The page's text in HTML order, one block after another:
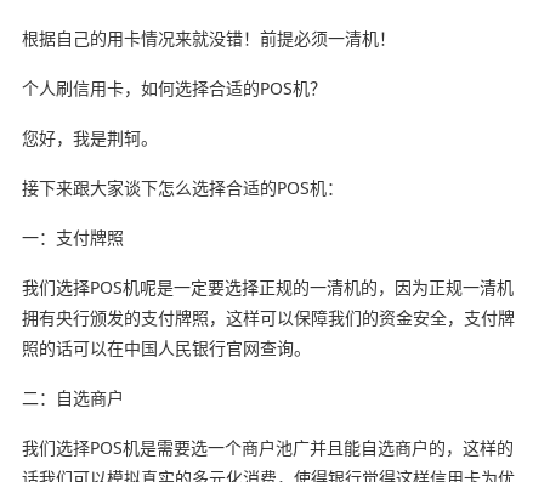
根据自己的用卡情况来就没错！前提必须一清机！
个人刷信用卡，如何选择合适的POS机？
您好，我是荆轲。
接下来跟大家谈下怎么选择合适的POS机：
一：支付牌照
我们选择POS机呢是一定要选择正规的一清机的，因为正规一清机
拥有央行颁发的支付牌照，这样可以保障我们的资金安全，支付牌
照的话可以在中国人民银行官网查询。
二：自选商户
我们选择POS机是需要选一个商户池广并且能自选商户的，这样的